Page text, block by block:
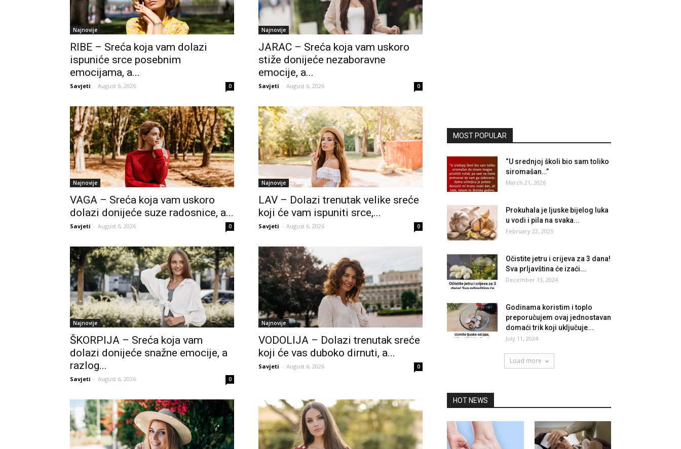
Najnovije
RIBE – Sreća koja vam dolazi
ispuniće srce posebnim
emocijama, a...
Savjeti - August 6, 2026 0
Najnovije
JARAC – Sreća koja vam uskoro
stiže donijeće nezaboravne
emocije, a...
Savjeti - August 6, 2026 0
Najnovije
VAGA – Sreća koja vam uskoro
dolazi donijeće suze radosnice, a...
Savjeti - August 6, 2026 0
Najnovije
LAV – Dolazi trenutak velike sreće
koji će vam ispuniti srce,...
Savjeti - August 6, 2026 0
Najnovije
ŠKORPIJA – Sreća koja vam
dolazi donijeće snažne emocije, a
razlog...
Savjeti - August 6, 2026 0
Najnovije
VODOLIJA – Dolazi trenutak sreće
koji će vas duboko dirnuti, a...
Savjeti - August 6, 2026 0
MOST POPULAR
“U srednjoj školi bio sam toliko
siromašan…”
March 21, 2026
Prokuhala je ljuske bijelog luka
u vodi i pila na svaka...
February 22, 2025
Očistite jetru i crijeva za 3 dana!
Sva prljavština će izaći...
December 13, 2024
Godinama koristim i toplo
preporučujem ovaj jednostavan
domaći trik koji uključuje...
July 11, 2024
Load more
HOT NEWS